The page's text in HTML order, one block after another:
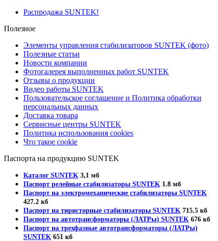
Распродажа SUNTEK!
Полезное
Элементы управления стабилизаторов SUNTEK (фото)
Полезные статьи
Новости компании
Фотогалерея выполненных работ SUNTEK
Отзывы о продукции
Видео работы SUNTEK
Пользовательское соглашение и Политика обработки
персональных данных
Доставка товара
Сервисные центры SUNTEK
Политика использования cookies
Что такое cookie
Паспорта на продукцию SUNTEK
Каталог SUNTEK 3,1 мб
Паспорт релейные стабилизаторы SUNTEK 1.8 мб
Паспорт на электромеханические стабилизаторы SUNTEK
427.2 кб
Паспорт на тиристорные стабилизаторы SUNTEK 715.5 кб
Паспорт на автотрансформаторы (ЛАТРы) SUNTEK 676 кб
Паспорт на трехфазные автотрансформаторы (ЛАТРы)
SUNTEK 651 кб